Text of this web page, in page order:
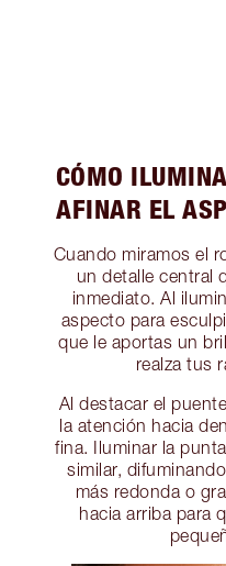
CÓMO
AFINAR EL
Cuando miramos el
un detalle central
inmediato. Al
aspecto para
que le aportas un
realza tus
Al destacar el
la atención hacia
fina. Iluminar la
similar,
más redonda o
hacia arriba para